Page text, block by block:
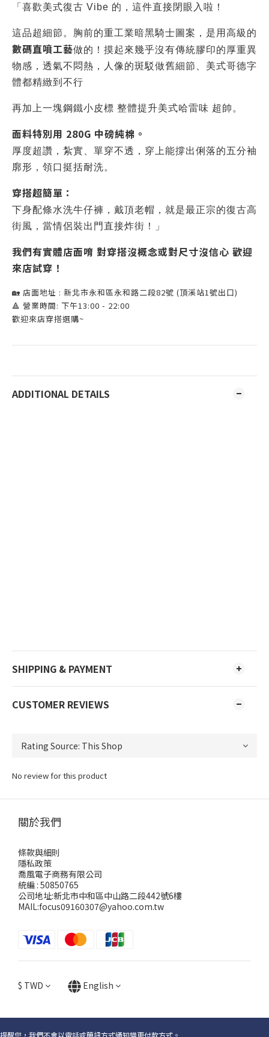
「喜歡美式復古 Vibe 的，這件直接閉眼入啦！
這品超細節。胸前的重工業暗黑騎士圖案，是用高級的
數碼直噴工藝做的！摸起來幾乎沒有傳統膠印的厚重異
物感，透氣不悶熱，人像的斑駁做舊細節、美式哥德字
體都精緻到不行
再加上一塊鋼鐵小皮標 整體提升美式哈雷味 超帥。
面料特別用 280G 中磅純棉。
厚度超讚，紮實、單穿不透，穿上能撐出俐落的五分袖
廓形，領口挺括耐洗。
穿搭超簡單：
下身配條水洗牛仔褲，戴頂老帽，就是最正宗的復古高
街風，當情侶裝出門直接炸街！」
我們有實體店面唷 對穿搭沒概念或對尺寸沒信心 歡迎
來店試穿！
🏡 店面地址 : 新北市永和區永和路二段82號 (頂溪站1號出口)
🔺 營業時間: 下午13:00 - 22:00
歡迎來店穿搭選購~
ADDITIONAL DETAILS
SHIPPING & PAYMENT
CUSTOMER REVIEWS
No review for this product
關於我們
條款與細則
隱私政策
喬風電子商務有限公司
統編 : 50850765
公司地址:新北市中和區中山路二段442號6樓
MAIL:focus09160307@yahoo.com.tw
$ TWD English